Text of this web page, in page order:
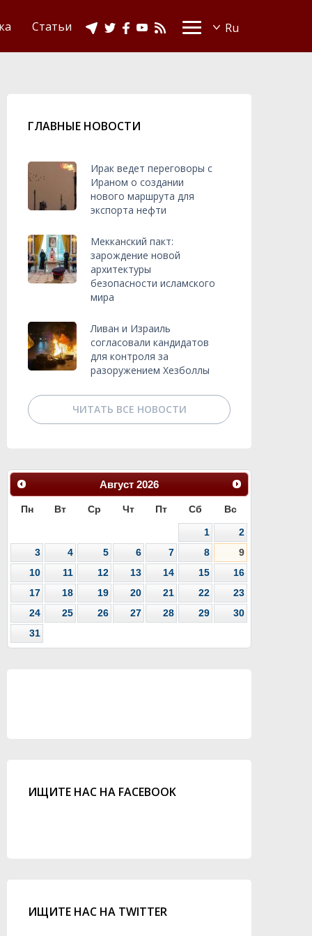
Статьи
ГЛАВНЫЕ НОВОСТИ
Ирак ведет переговоры с
Ираном о создании
нового маршрута для
экспорта нефти
Мекканский пакт:
зарождение новой
архитектуры
безопасности исламского
мира
Ливан и Израиль
согласовали кандидатов
для контроля за
разоружением Хезболлы
ЧИТАТЬ ВСЕ НОВОСТИ
Август 2026
Пн Вт Ср Чт Пт Сб Вс
1
2
3
4 5 6 7 8
9
10
11 12 13 14 15
16
17
18 19 20 21 22
23
24
25 26 27 28 29
30
31
ИЩИТЕ НАС НА FACEBOOK
ИЩИТЕ НАС НА TWITTER